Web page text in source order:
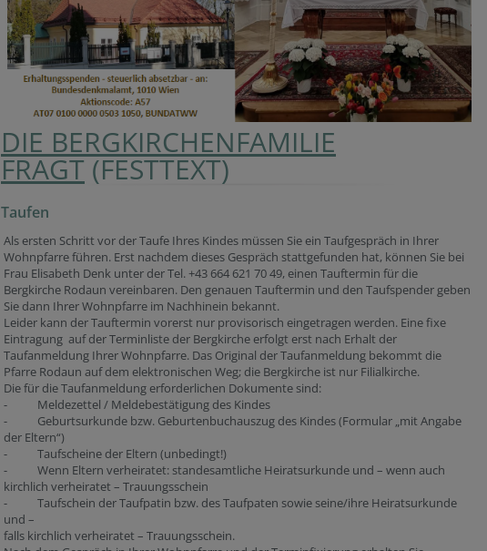
DIE BERGKIRCHENFAMILIE
FRAGT(FESTTEXT)
Taufen
Als ersten Schritt vor der Taufe Ihres Kindes müssen Sie ein Taufgespräch in Ihrer
Wohnpfarre führen. Erst nachdem dieses Gespräch stattgefunden hat, können Sie bei
Frau Elisabeth Denk unter der Tel. +43 664 621 70 49, einen Tauftermin für die
Bergkirche Rodaun vereinbaren. Den genauen Tauftermin und den Taufspender geben
Sie dann Ihrer Wohnpfarre im Nachhinein bekannt.
Leider kann der Tauftermin vorerst nur provisorisch eingetragen werden. Eine fixe
Eintragung auf der Terminliste der Bergkirche erfolgt erst nach Erhalt der
Taufanmeldung Ihrer Wohnpfarre. Das Original der Taufanmeldung bekommt die
Pfarre Rodaun auf dem elektronischen Weg; die Bergkirche ist nur Filialkirche.
Die für die Taufanmeldung erforderlichen Dokumente sind:
- Meldezettel / Meldebestätigung des Kindes
- Geburtsurkunde bzw. Geburtenbuchauszug des Kindes (Formular „mit Angabe
der Eltern“)
- Taufscheine der Eltern (unbedingt!)
- Wenn Eltern verheiratet: standesamtliche Heiratsurkunde und – wenn auch
kirchlich verheiratet – Trauungsschein
- Taufschein der Taufpatin bzw. des Taufpaten sowie seine/ihre Heiratsurkunde
und –
falls kirchlich verheiratet – Trauungsschein.